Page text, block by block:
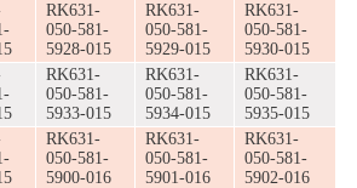
RK631-
050-581-
5928-015
RK631-
050-581-
5929-015
RK631-
050-581-
5930-015
RK631-
050-581-
5933-015
RK631-
050-581-
5934-015
RK631-
050-581-
5935-015
RK631-
050-581-
5900-016
RK631-
050-581-
5901-016
RK631-
050-581-
5902-016